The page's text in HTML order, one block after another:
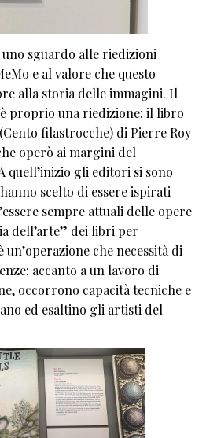
sguardo alle riedizioni
e al valore che questo
alla storia delle immagini. Il
proprio una riedizione: il libro
(Cento filastrocche) di Pierre Roy
operò ai margini del
quell’inizio gli editori si sono
scelto di essere ispirati
sempre attuali delle opere
dell’arte” dei libri per
un’operazione che necessità di
accanto a un lavoro di
occorrono capacità tecniche e
ed esaltino gli artisti del